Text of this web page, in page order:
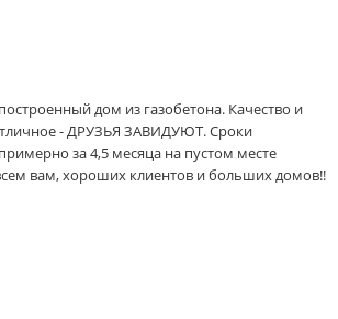
дом из газобетона. Качество и
- ДРУЗЬЯ ЗАВИДУЮТ. Сроки
за 4,5 месяца на пустом месте
вам, хороших клиентов и больших домов!!